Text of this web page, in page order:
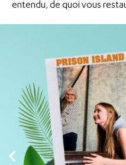
entendu, de quoi vous